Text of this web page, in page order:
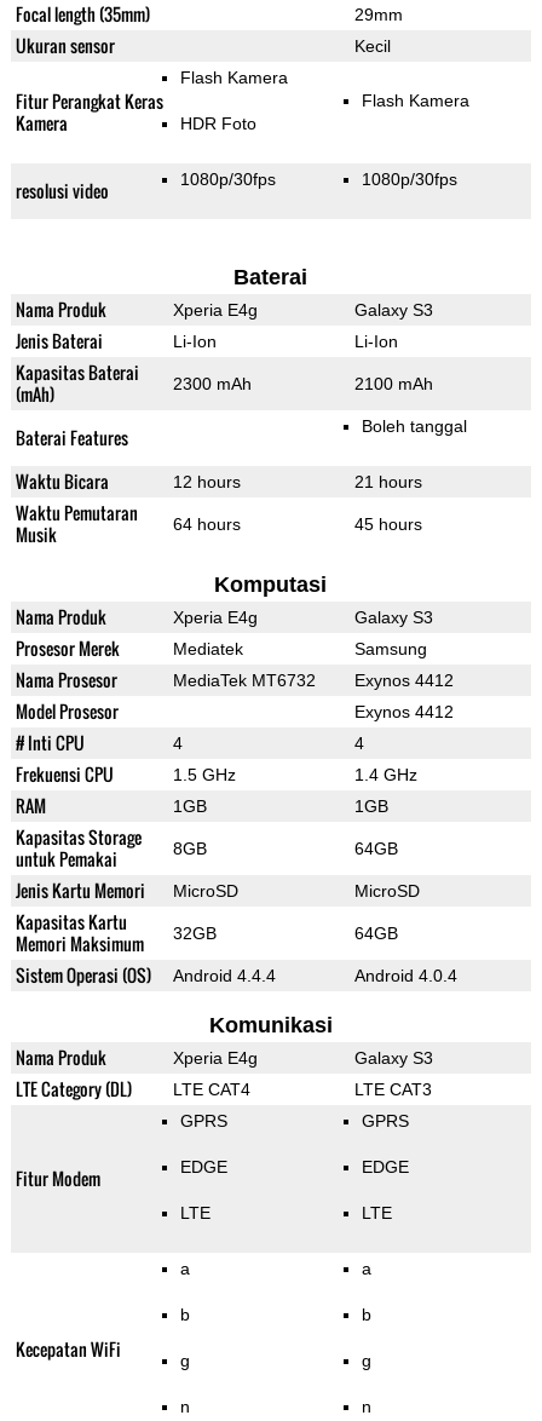
Focal length (35mm) 29mm
Ukuran sensor Kecil
Fitur Perangkat Keras
Kamera
Flash Kamera
HDR Foto
Flash Kamera
resolusi video 1080p/30fps 1080p/30fps
Baterai
Nama Produk Xperia E4g Galaxy S3
Jenis Baterai Li-Ion Li-Ion
Kapasitas Baterai
(mAh)
2300 mAh 2100 mAh
Baterai Features Boleh tanggal
Waktu Bicara 12 hours 21 hours
Waktu Pemutaran
Musik
64 hours 45 hours
Komputasi
Nama Produk Xperia E4g Galaxy S3
Prosesor Merek Mediatek Samsung
Nama Prosesor MediaTek MT6732 Exynos 4412
Model Prosesor Exynos 4412
# Inti CPU 4 4
Frekuensi CPU 1.5 GHz 1.4 GHz
RAM 1GB 1GB
Kapasitas Storage
untuk Pemakai
8GB 64GB
Jenis Kartu Memori MicroSD MicroSD
Kapasitas Kartu
Memori Maksimum
32GB 64GB
Sistem Operasi (OS) Android 4.4.4 Android 4.0.4
Komunikasi
Nama Produk Xperia E4g Galaxy S3
LTE Category (DL) LTE CAT4 LTE CAT3
Fitur Modem
GPRS
EDGE
LTE
GPRS
EDGE
LTE
Kecepatan WiFi
a
b
g
n
a
b
g
n